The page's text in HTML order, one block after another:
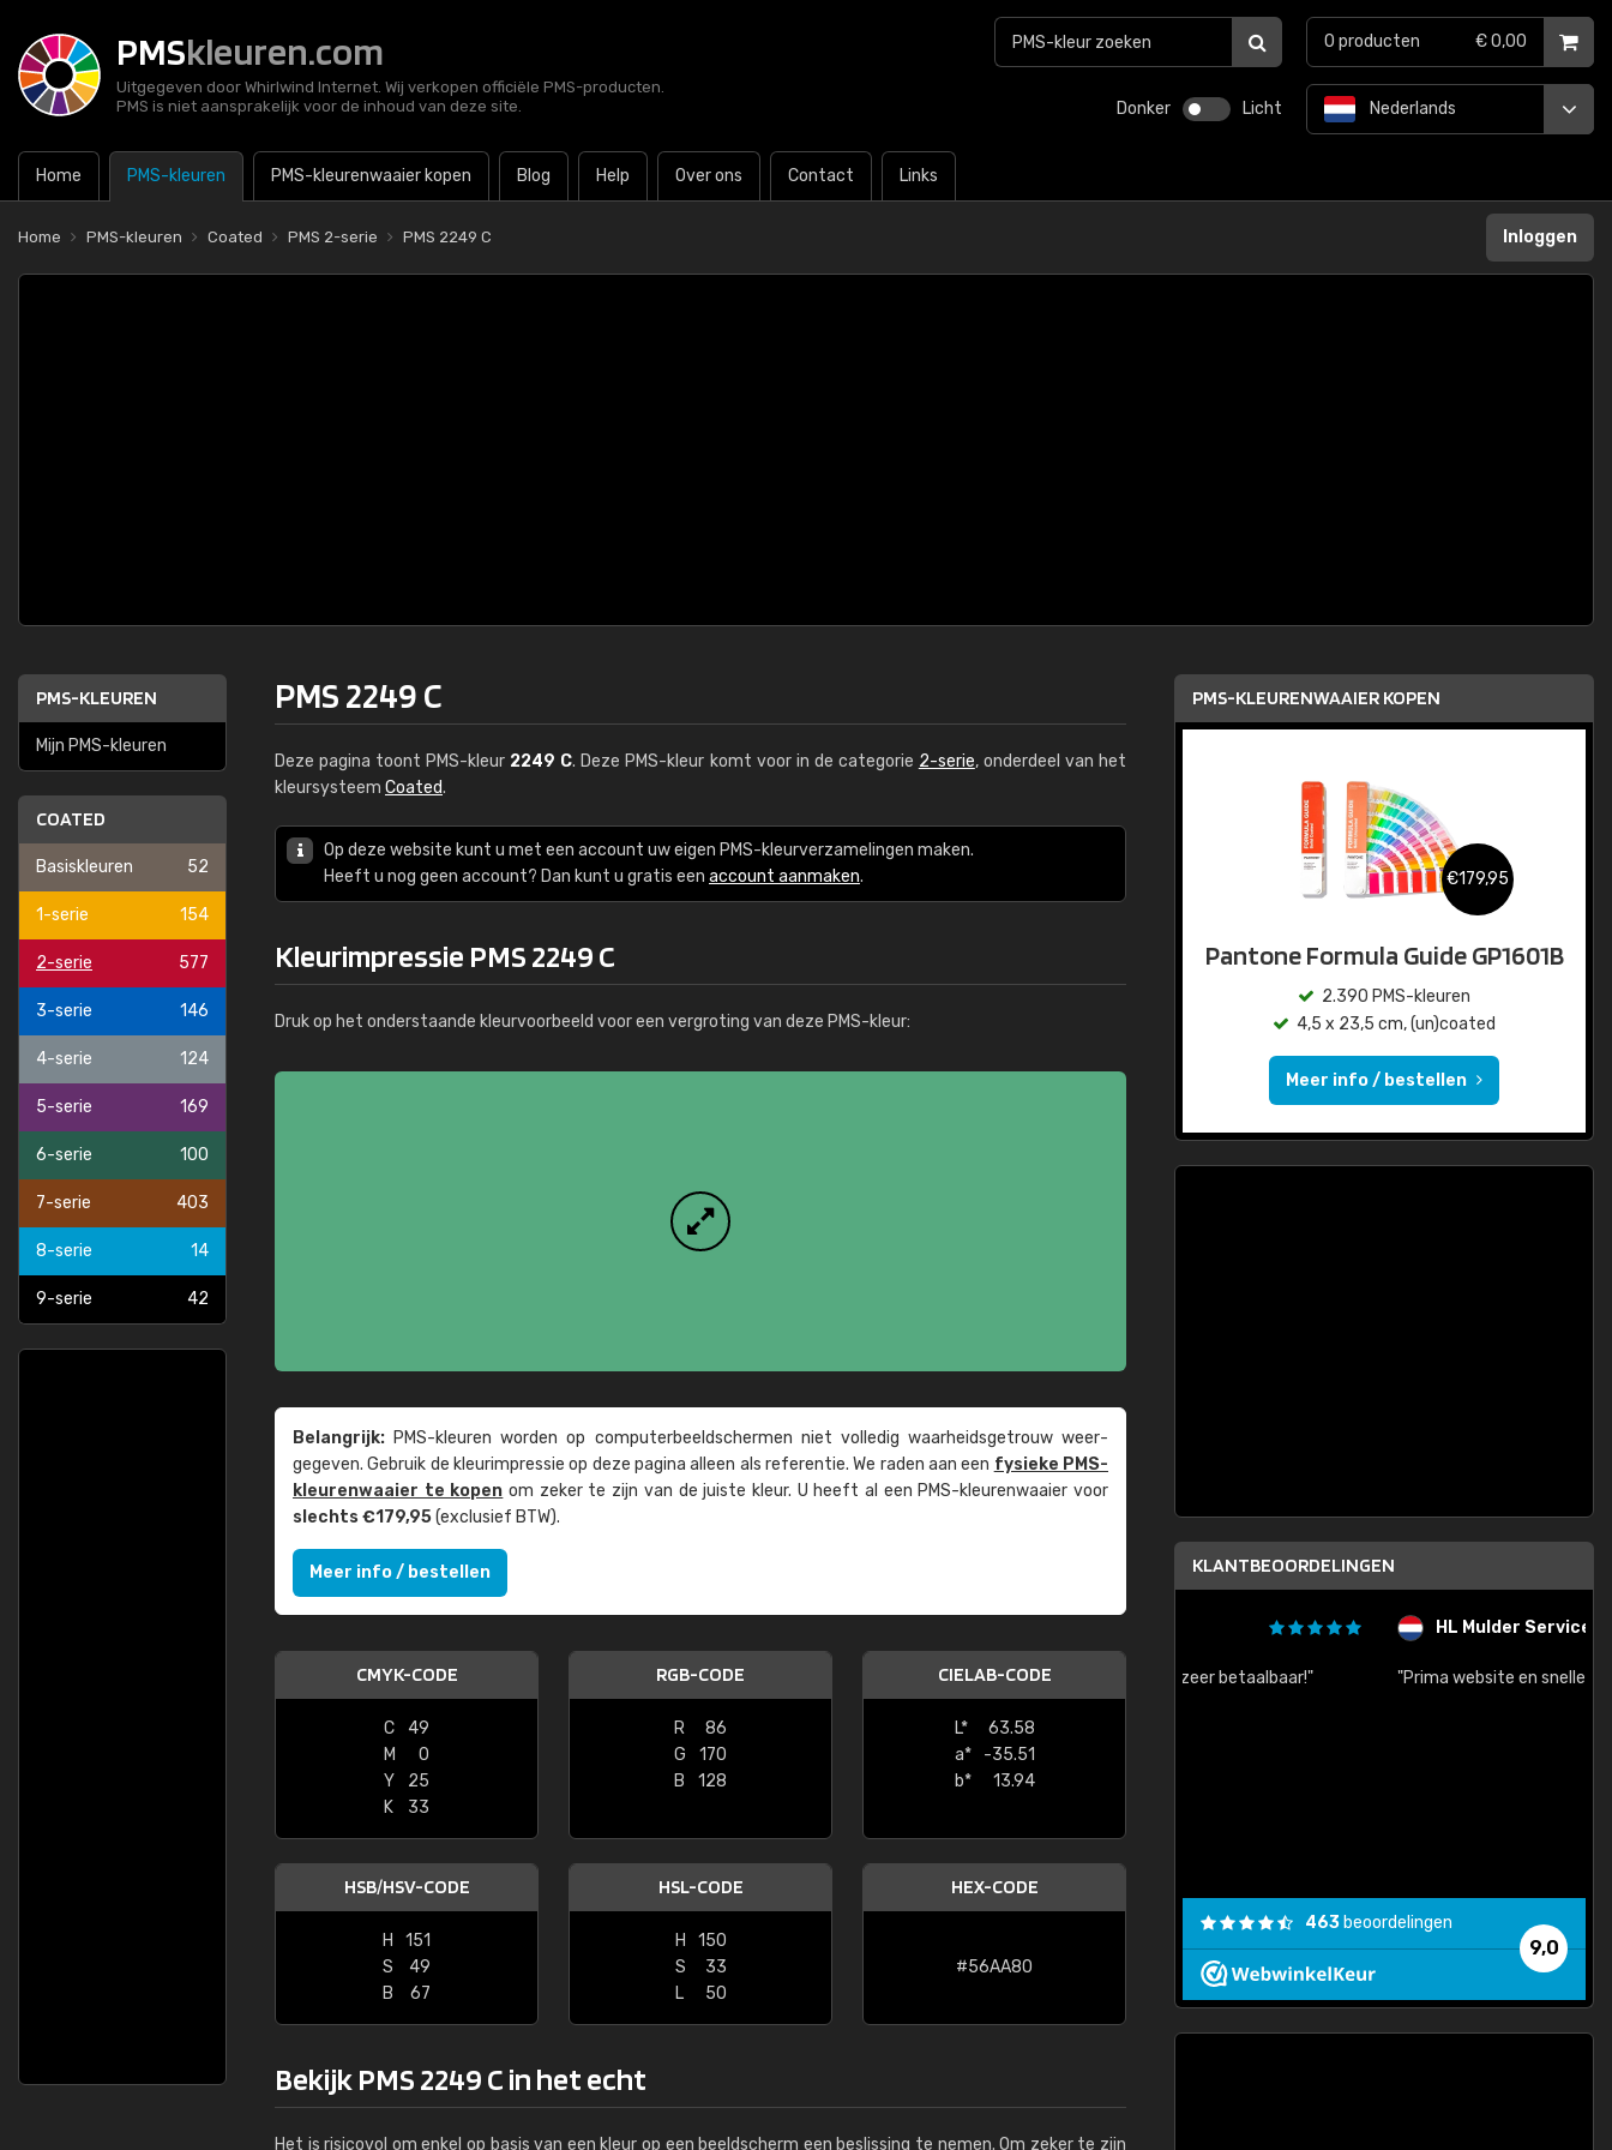
PMSkleuren.com
Uitgegeven door Whirlwind Internet. Wij verkopen officiële PMS-producten.
PMS is niet aansprakelijk voor de inhoud van deze site.
Donker Licht
Home PMS-kleuren PMS-kleurenwaaier kopen Blog Help Over ons Contact Links
Nederlands
0 producten € 0,00
Home PMS-kleuren Coated PMS 2-serie PMS 2249 C Inloggen
PMS-KLEUREN
Mijn PMS-kleuren
COATED
Basiskleuren 52
1-serie 154
2-serie 577
3-serie 146
4-serie 124
5-serie 169
6-serie 100
7-serie 403
8-serie 14
9-serie 42
PMS 2249 C
Deze pagina toont PMS-kleur 2249 C. Deze PMS-kleur komt voor in de categorie 2-serie, onderdeel van het
kleursysteem Coated.
Op deze website kunt u met een account uw eigen PMS-kleurverzamelingen maken.
Heeft u nog geen account? Dan kunt u gratis een account aanmaken.
Kleurimpressie PMS 2249 C
Druk op het onderstaande kleurvoorbeeld voor een vergroting van deze PMS-kleur:
Belangrijk: PMS-kleuren worden op computer­beeld­schermen niet volledig waarheids­­getrouw weer­
gegeven. Gebruik de kleur­impressie op deze pagina alleen als referentie. We raden aan een fysieke PMS-
kleuren­waaier te kopen om zeker te zijn van de juiste kleur. U heeft al een PMS-kleuren­waaier voor
slechts €179,95(exclusief BTW).
Meer info / bestellen
CMYK-CODE
C
49
M
0
Y
25
K
33
RGB-CODE
R
86
G
170
B
128
CIELAB-CODE
L*
63.58
a*
-35.51
b*
13.94
HSB/HSV-CODE
H
151
S
49
B
67
HSL-CODE
H
150
S
33
L
50
HEX-CODE
#56AA80
Bekijk PMS 2249 C in het echt
Het is risicovol om enkel op basis van een kleur op een beeldscherm een beslissing te nemen. Om zeker te zijn
PMS-KLEURENWAAIER KOPEN
€179,95
Pantone Formula Guide GP1601B
2.390 PMS-kleuren
4,5 x 23,5 cm, (un)coated
Meer info / bestellen
KLANTBEOORDELINGEN
"Super snelle service en zeer betaalbaar!"
HL Mulder Services
"Prima website en snelle levering na bestelling"
9,0
463 beoordelingen